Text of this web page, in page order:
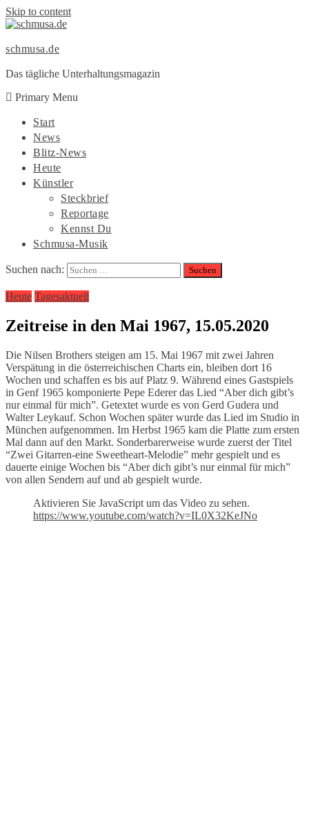
Skip to content
schmusa.de
Das tägliche Unterhaltungsmagazin
Primary Menu
Start
News
Blitz-News
Heute
Künstler
Steckbrief
Reportage
Kennst Du
Schmusa-Musik
Suchen nach:
Heute Tagesaktuell
Zeitreise in den Mai 1967, 15.05.2020
Die Nilsen Brothers steigen am 15. Mai 1967 mit zwei Jahren
Verspätung in die österreichischen Charts ein, bleiben dort 16
Wochen und schaffen es bis auf Platz 9. Während eines Gastspiels
in Genf 1965 komponierte Pepe Ederer das Lied “Aber dich gibt’s
nur einmal für mich”. Getextet wurde es von Gerd Gudera und
Walter Leykauf. Schon Wochen später wurde das Lied im Studio in
München aufgenommen. Im Herbst 1965 kam die Platte zum ersten
Mal dann auf den Markt. Sonderbarerweise wurde zuerst der Titel
“Zwei Gitarren-eine Sweetheart-Melodie” mehr gespielt und es
dauerte einige Wochen bis “Aber dich gibt’s nur einmal für mich”
von allen Sendern auf und ab gespielt wurde.
Aktivieren Sie JavaScript um das Video zu sehen.
https://www.youtube.com/watch?v=IL0X32KeJNo